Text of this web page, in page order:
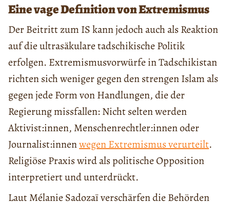
Eine vage Definition von Extremismus
Der Beitritt zum IS kann jedoch auch als Reaktion
auf die ultrasäkulare tadschikische Politik
erfolgen. Extremismusvorwürfe in Tadschikistan
richten sich weniger gegen den strengen Islam als
gegen jede Form von Handlungen, die der
Regierung missfallen: Nicht selten werden
Aktivist:innen, Menschenrechtler:innen oder
Journalist:innenwegen Extremismus verurteilt.
Religiöse Praxis wird als politische Opposition
interpretiert und unterdrückt.
Laut Mélanie Sadozaï verschärfen die Behörden